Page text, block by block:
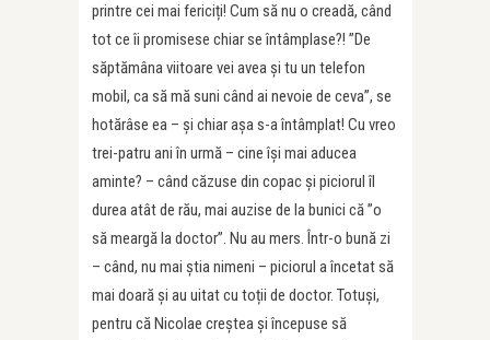
printre cei mai fericiți! Cum să nu o creadă, când
tot ce îi promisese chiar se întâmplase?! ”De
săptămâna viitoare vei avea și tu un telefon
mobil, ca să mă suni când ai nevoie de ceva”, se
hotărâse ea – și chiar așa s-a întâmplat! Cu vreo
trei-patru ani în urmă – cine își mai aducea
aminte? – când căzuse din copac și piciorul îl
durea atât de rău, mai auzise de la bunici că ”o
să meargă la doctor”. Nu au mers. Într-o bună zi
– când, nu mai știa nimeni – piciorul a încetat să
mai doară și au uitat cu toții de doctor. Totuși,
pentru că Nicolae creștea și începuse să